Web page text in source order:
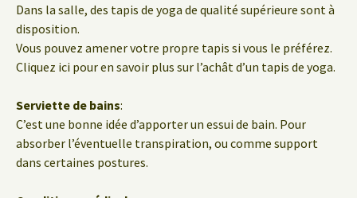
Dans la salle, des tapis de yoga de qualité supérieure sont à
disposition.
Vous pouvez amener votre propre tapis si vous le préférez.
Cliquez ici pour en savoir plus sur l’achât d’un tapis de yoga.
Serviette de bains:
C’est une bonne idée d’apporter un essui de bain. Pour
absorber l’éventuelle transpiration, ou comme support
dans certaines postures.